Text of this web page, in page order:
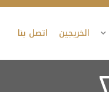
الخريجين اتصل بنا